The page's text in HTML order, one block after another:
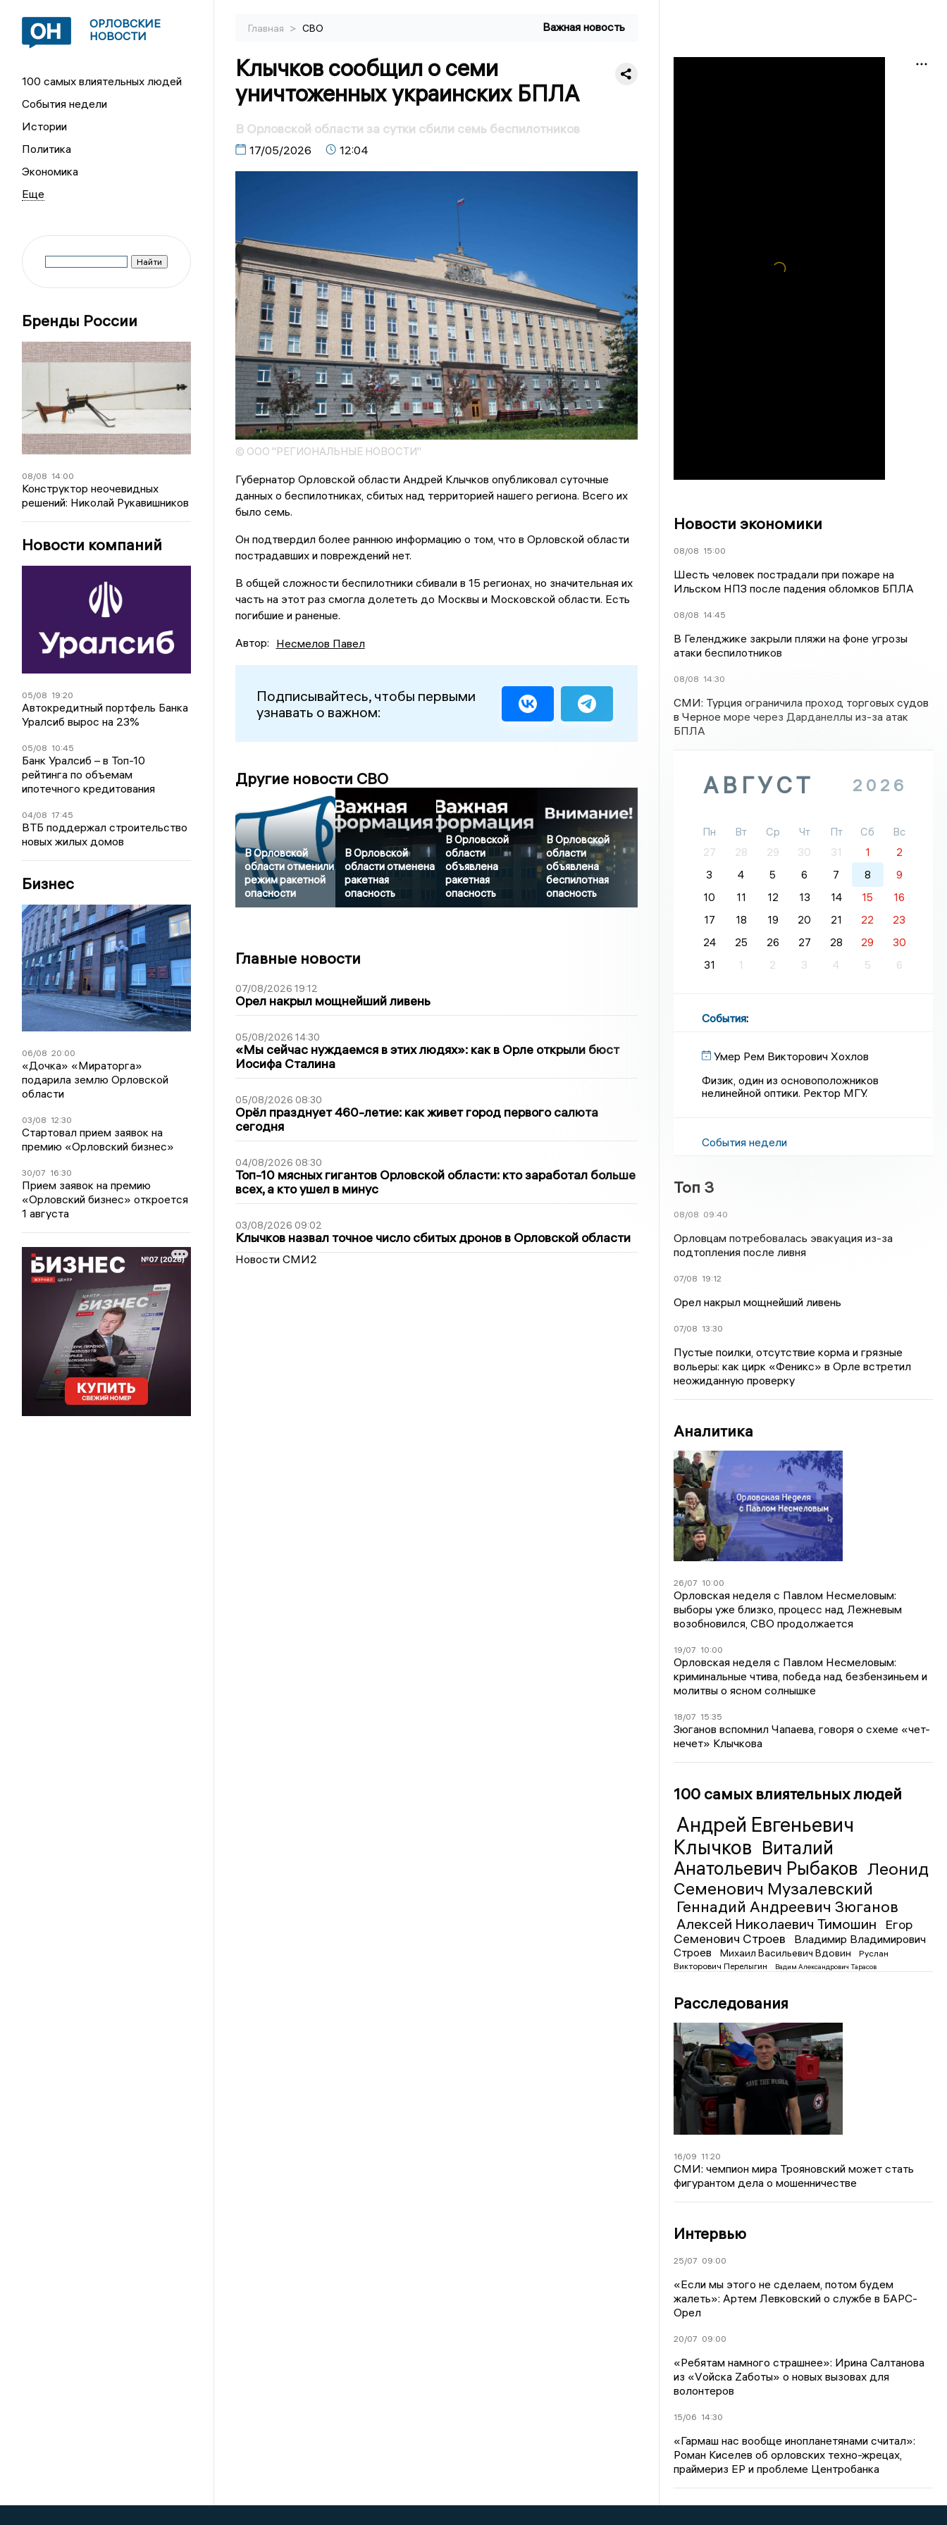
ОРЛОВСКИЕ
НОВОСТИ
100 самых влиятельных людей
События недели
Истории
Политика
Экономика
Бренды России
08/08 14:00
Конструктор неочевидных
решений: Николай Рукавишников
Новости компаний
05/08 19:20
Автокредитный портфель Банка
Уралсиб вырос на 23%
05/08 10:45
Банк Уралсиб – в Топ-10
рейтинга по объемам
ипотечного кредитования
04/08 17:45
ВТБ поддержал строительство
новых жилых домов
Бизнес
06/08 20:00
«Дочка» «Мираторга»
подарила землю Орловской
области
03/08 12:30
Стартовал прием заявок на
премию «Орловский бизнес»
30/07 16:30
Прием заявок на премию
«Орловский бизнес» откроется
1 августа
Главная > СВО Важная новость
Клычков сообщил о семи
уничтоженных украинских БПЛА
В Орловской области за сутки сбили семь беспилотников
17/05/2026 12:04
© ООО "РЕГИОНАЛЬНЫЕ НОВОСТИ"
Губернатор Орловской области Андрей Клычков опубликовал суточные
данных о беспилотниках, сбитых над территорией нашего региона. Всего их
было семь.
Он подтвердил более раннюю информацию о том, что в Орловской области
пострадавших и повреждений нет.
В общей сложности беспилотники сбивали в 15 регионах, но значительная их
часть на этот раз смогла долететь до Москвы и Московской области. Есть
погибшие и раненые.
Автор: Несмелов Павел
Подписывайтесь, чтобы первыми
узнавать о важном:
Другие новости СВО
В Орловской
области отменили
режим ракетной
опасности
В Орловской
области отменена
ракетная
опасность
В Орловской
области
объявлена
ракетная
опасность
В Орловской
области
объявлена
беспилотная
опасность
Главные новости
07/08/2026 19:12
Орел накрыл мощнейший ливень
05/08/2026 14:30
«Мы сейчас нуждаемся в этих людях»: как в Орле открыли бюст
Иосифа Сталина
05/08/2026 08:30
Орёл празднует 460-летие: как живет город первого салюта
сегодня
04/08/2026 08:30
Топ-10 мясных гигантов Орловской области: кто заработал больше
всех, а кто ушел в минус
03/08/2026 09:02
Клычков назвал точное число сбитых дронов в Орловской области
Новости СМИ2
Новости экономики
08/08 15:00
Шесть человек пострадали при пожаре на
Ильском НПЗ после падения обломков БПЛА
08/08 14:45
В Геленджике закрыли пляжи на фоне угрозы
атаки беспилотников
08/08 14:30
СМИ: Турция ограничила проход торговых судов
в Черное море через Дарданеллы из-за атак
БПЛА
АВГУСТ 2026
Пн Вт Ср Чт Пт Сб
Вс
27
28 29 30 31 1
2
3
4 5 6 7 8
9
10
11 12 13 14 15
16
17
18 19 20 21 22
23
24
25 26 27 28 29
30
31
1 2 3 4 5 6
События:
Умер Рем Викторович Хохлов
Физик, один из основоположников
нелинейной оптики. Ректор МГУ.
События недели
Топ 3
08/08 09:40
Орловцам потребовалась эвакуация из-за
подтопления после ливня
07/08 19:12
Орел накрыл мощнейший ливень
07/08 13:30
Пустые поилки, отсутствие корма и грязные
вольеры: как цирк «Феникс» в Орле встретил
неожиданную проверку
Аналитика
26/07 10:00
Орловская неделя с Павлом Несмеловым:
выборы уже близко, процесс над Лежневым
возобновился, СВО продолжается
19/07 10:00
Орловская неделя с Павлом Несмеловым:
криминальные чтива, победа над безбензиньем и
молитвы о ясном солнышке
18/07 15:35
Зюганов вспомнил Чапаева, говоря о схеме «чет-
нечет» Клычкова
100 самых влиятельных людей
Андрей Евгеньевич
Клычков Виталий
Анатольевич Рыбаков Леонид
Семенович Музалевский
Геннадий Андреевич Зюганов
Алексей Николаевич Тимошин
Егор
Семенович Строев
Владимир Владимирович
Строев
Михаил Васильевич Вдовин
Руслан
Викторович Перелыгин
Вадим Александрович Тарасов
Расследования
16/09 11:20
СМИ: чемпион мира Трояновский может стать
фигурантом дела о мошенничестве
Интервью
25/07 09:00
«Если мы этого не сделаем, потом будем
жалеть»: Артем Левковский о службе в БАРС-
Орел
20/07 09:00
«Ребятам намного страшнее»: Ирина Салтанова
из «Vойска Zаботы» о новых вызовах для
волонтеров
15/06 14:30
«Гармаш нас вообще инопланетянами считал»:
Роман Киселев об орловских техно-жрецах,
праймериз ЕР и проблеме Центробанка